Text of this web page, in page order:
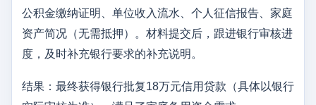
公积金缴纳证明、单位收入流水、个人征信报告、家庭
资产简况（无需抵押）。材料提交后，跟进银行审核进
度，及时补充银行要求的补充说明。
结果：最终获得银行批复18万元信用贷款（具体以银行